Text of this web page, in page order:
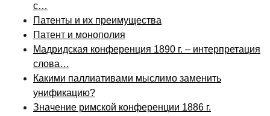
с…
Патенты и их преимущества
Патент и монополия
Мадридская конференция 1890 г. – интерпретация
слова…
Какими паллиативами мыслимо заменить
унификацию?
Значение римской конференции 1886 г.